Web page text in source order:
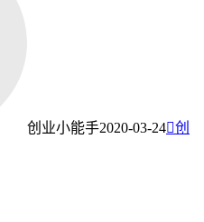
创业小能手2020-03-24创